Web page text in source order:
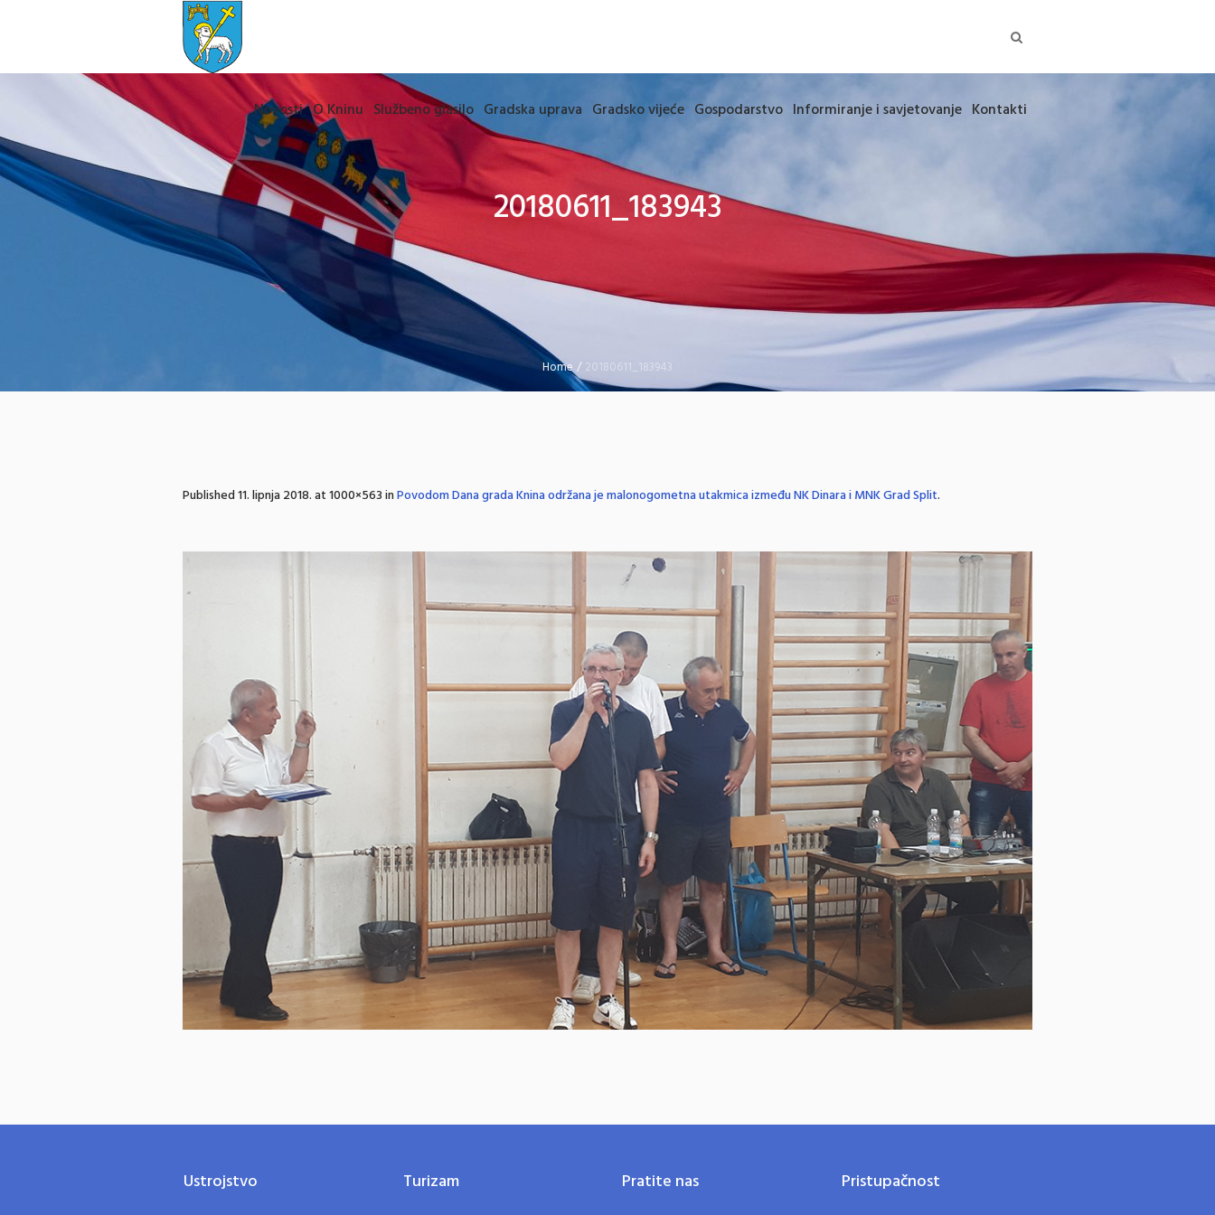
Novosti O Kninu Službeno glasilo Gradska uprava Gradsko vijeće Gospodarstvo Informiranje i savjetovanje Kontakti
20180611_183943
Home/20180611_183943
Published11. lipnja 2018.at 1000×563 inPovodom Dana grada Knina održana je malonogometna utakmica između NK Dinara i MNK Grad Split.
Ustrojstvo Turizam Pratite nas Pristupačnost